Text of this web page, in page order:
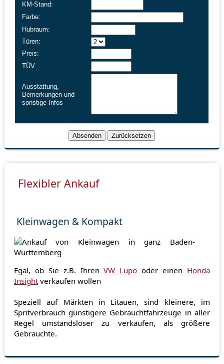
KM-Stand:
Farbe:
Hubraum:
Türen:
Preis:
TÜV:
Ausstattung,
Bemerkungen und
sonstige Infos
Flexibler Ankauf
Kleinwagen & Kompakt
Egal, ob Sie z.B. IhrenVW Lupo oder einen Honda
Insightverkaufen wollen
Speziell auf Märkten in Litauen, sind kleinere, im
Spritverbrauch günstigere Gebrauchtfahrzeuge in aller
Regel umstandsloser zu verkaufen, als größere
Gebrauchte.